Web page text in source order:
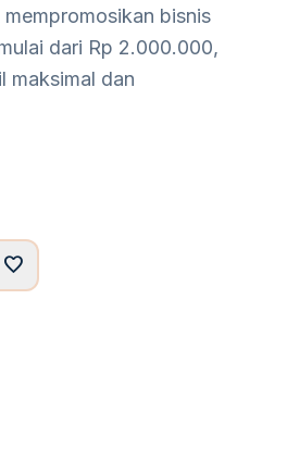
bisnis
dari Rp 2.000.000,
maksimal dan
favorite